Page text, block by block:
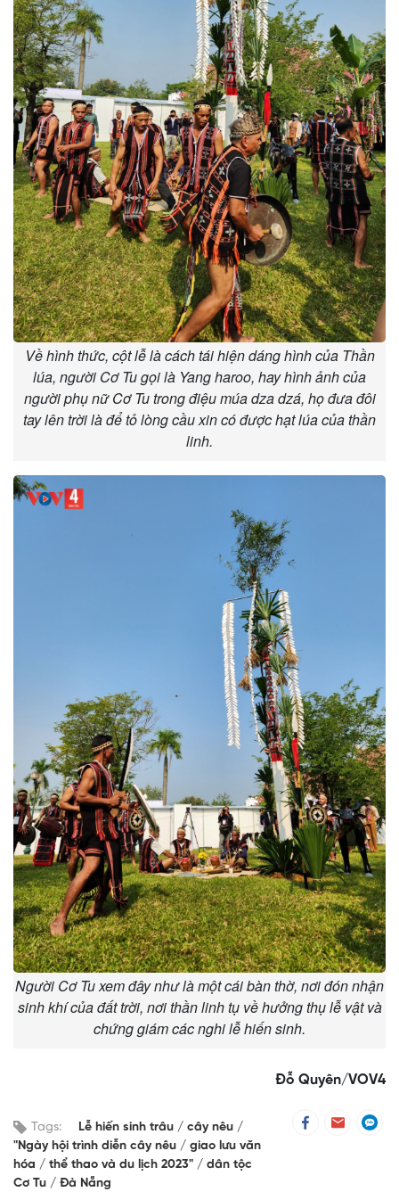
Về hình thức, cột lễ là cách tái hiện dáng hình của Thần
lúa, người Cơ Tu gọi là Yang haroo, hay hình ảnh của
người phụ nữ Cơ Tu trong điệu múa dza dzá, họ đưa đôi
tay lên trời là để tỏ lòng cầu xin có được hạt lúa của thần
linh.
Người Cơ Tu xem đây như là một cái bàn thờ, nơi đón nhận
sinh khí của đất trời, nơi thần linh tụ về hưởng thụ lễ vật và
chứng giám các nghi lễ hiến sinh.
Đỗ Quyên/VOV4
Tags: Lễ hiến sinh trâu
cây nêu
"Ngày hội trình diễn cây nêu
giao lưu văn
hóa
thể thao và du lịch 2023"
dân tộc
Cơ Tu
Đà Nẵng